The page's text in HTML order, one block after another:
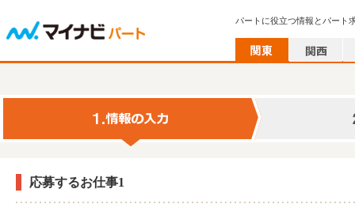
パートに役立つ情報とパート
応募するお仕事1